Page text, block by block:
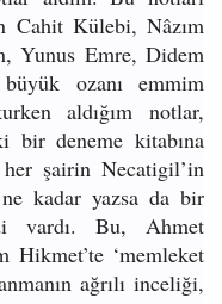
Cahit Külebi, Nâzım
Yunus Emre, Didem
ozanı emmim
aldığım notlar,
deneme kitabına
şairin Necatigil’in
kadar yazsa da bir
vardı. Bu, Ahmet
Hikmet’te ‘memleket
ağrılı inceliği,